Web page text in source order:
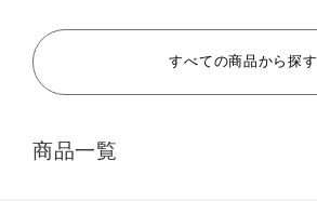
LIVE SHOPPING
すべての商品から探す
商品一覧
おすすめ商品・新商品はこちら